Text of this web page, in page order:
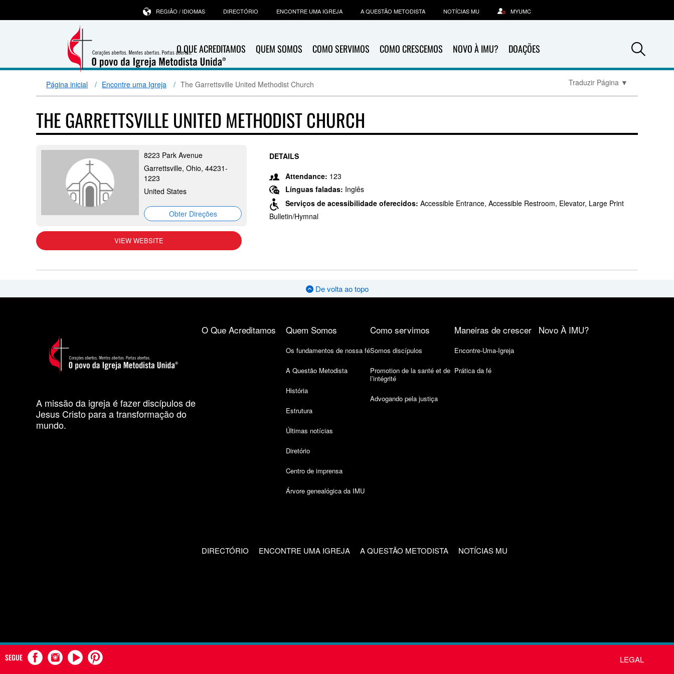
O QUE ACREDITAMOS QUEM SOMOS COMO SERVIMOS COMO CRESCEMOS NOVO À IMU? DOAÇÕES
REGIÃO / IDIOMAS DIRECTÓRIO ENCONTRE UMA IGREJA A QUESTÃO METODISTA NOTÍCIAS MU MYUMC
Página inicial Encontre uma Igreja The Garrettsville United Methodist Church Traduzir Página ▼
THE GARRETTSVILLE UNITED METHODIST CHURCH
8223 Park Avenue
Garrettsville, Ohio, 44231-
1223
United States
Obter Direções
VIEW WEBSITE
DETAILS
Attendance: 123
Línguas faladas: Inglês
Serviços de acessibilidade oferecidos: Accessible Entrance, Accessible Restroom, Elevator, Large Print
Bulletin/Hymnal
De volta ao topo
A missão da igreja é fazer discípulos de
Jesus Cristo para a transformação do
mundo.
O Que Acreditamos Quem Somos
Os fundamentos de nossa fé
A Questão Metodista
História
Estrutura
Últimas notícias
Diretório
Centro de imprensa
Árvore genealógica da IMU
Como servimos
Somos discípulos
Promotion de la santé et de
l’intégrité
Advogando pela justiça
Maneiras de crescer
Encontre-Uma-Igreja
Prática da fé
Novo À IMU?
DIRECTÓRIO ENCONTRE UMA IGREJA A QUESTÃO METODISTA NOTÍCIAS MU
SEGUE LEGAL